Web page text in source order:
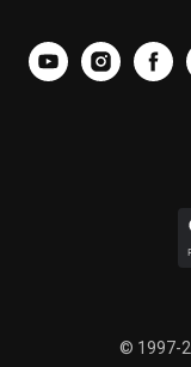
© 1997-